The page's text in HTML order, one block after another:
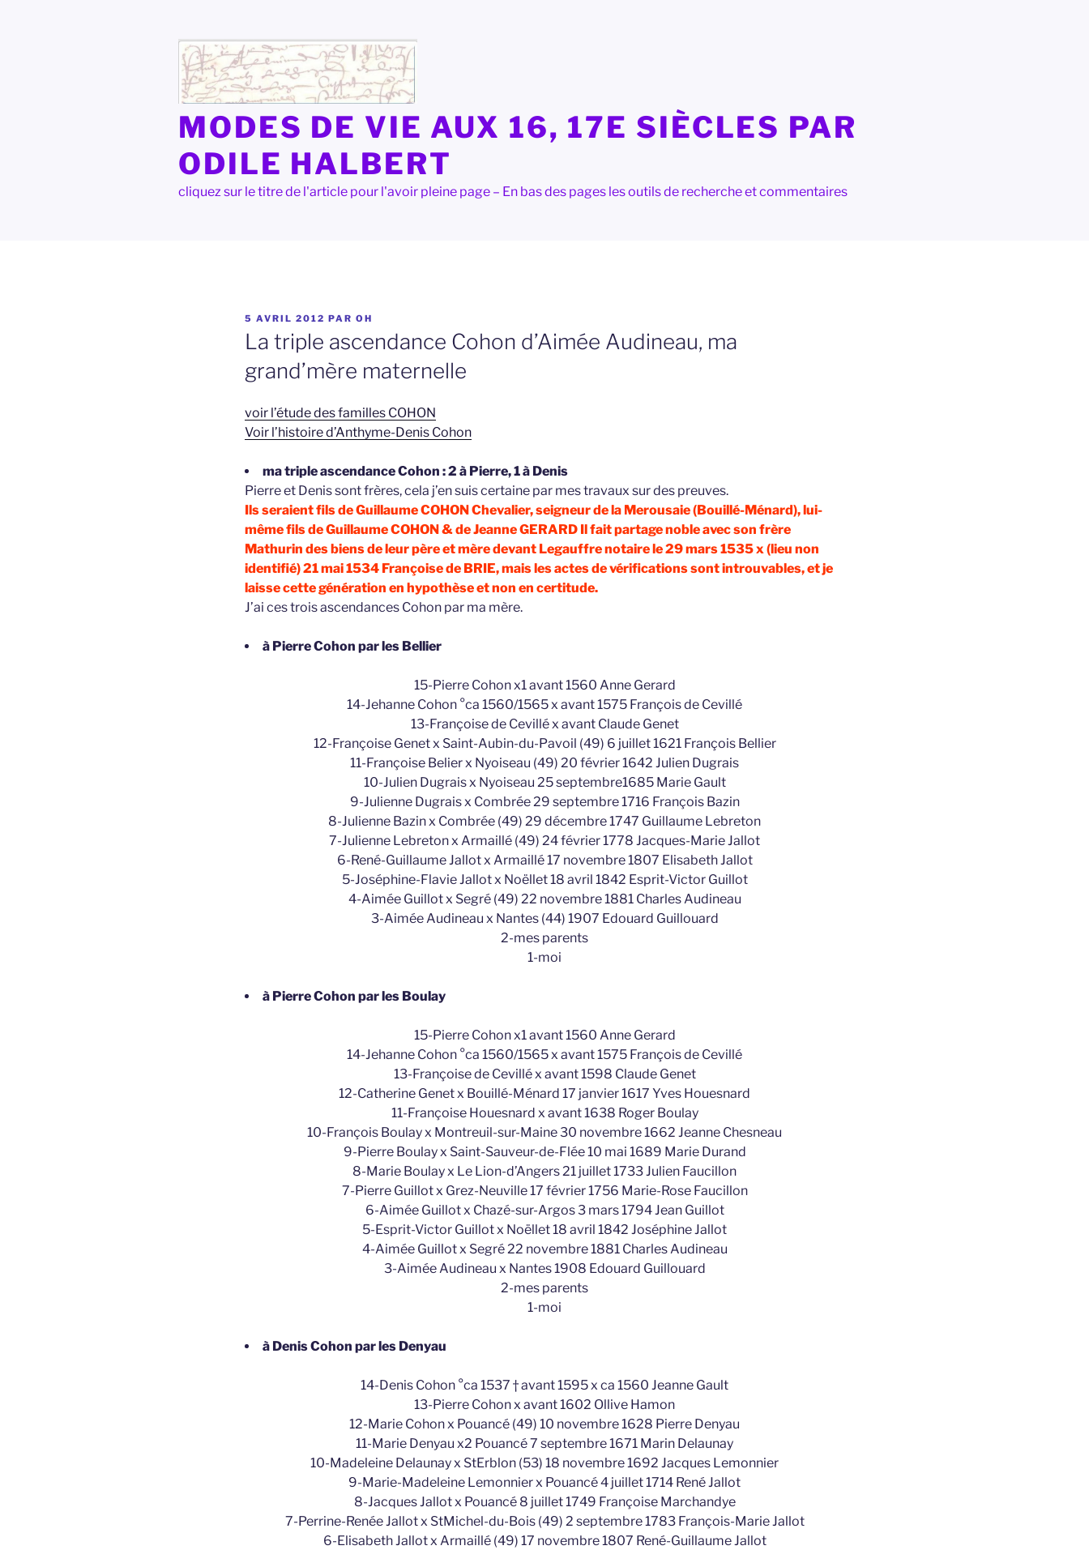
MODES DE VIE AUX 16, 17E SIÈCLES PAR
ODILE HALBERT
cliquez sur le titre de l'article pour l'avoir pleine page – En bas des pages les outils de recherche et commentaires
PUBLIÉ
LE
5 AVRIL 2012 PAR OH
La triple ascendance Cohon d’Aimée Audineau, ma
grand’mère maternelle
voir l’étude des familles COHON
Voir l’histoire d’Anthyme-Denis Cohon
ma triple ascendance Cohon : 2 à Pierre, 1 à Denis
Pierre et Denis sont frères, cela j’en suis certaine par mes travaux sur des preuves.
Ils seraient fils de Guillaume COHON Chevalier, seigneur de la Merousaie (Bouillé-Ménard), lui-
même fils de Guillaume COHON & de Jeanne GERARD Il fait partage noble avec son frère
Mathurin des biens de leur père et mère devant Legauffre notaire le 29 mars 1535 x (lieu non
identifié) 21 mai 1534 Françoise de BRIE, mais les actes de vérifications sont introuvables, et je
laisse cette génération en hypothèse et non en certitude.
J’ai ces trois ascendances Cohon par ma mère.
à Pierre Cohon par les Bellier
15-Pierre Cohon x1 avant 1560 Anne Gerard
14-Jehanne Cohon °ca 1560/1565 x avant 1575 François de Cevillé
13-Françoise de Cevillé x avant Claude Genet
12-Françoise Genet x Saint-Aubin-du-Pavoil (49) 6 juillet 1621 François Bellier
11-Françoise Belier x Nyoiseau (49) 20 février 1642 Julien Dugrais
10-Julien Dugrais x Nyoiseau 25 septembre1685 Marie Gault
9-Julienne Dugrais x Combrée 29 septembre 1716 François Bazin
8-Julienne Bazin x Combrée (49) 29 décembre 1747 Guillaume Lebreton
7-Julienne Lebreton x Armaillé (49) 24 février 1778 Jacques-Marie Jallot
6-René-Guillaume Jallot x Armaillé 17 novembre 1807 Elisabeth Jallot
5-Joséphine-Flavie Jallot x Noëllet 18 avril 1842 Esprit-Victor Guillot
4-Aimée Guillot x Segré (49) 22 novembre 1881 Charles Audineau
3-Aimée Audineau x Nantes (44) 1907 Edouard Guillouard
2-mes parents
1-moi
à Pierre Cohon par les Boulay
15-Pierre Cohon x1 avant 1560 Anne Gerard
14-Jehanne Cohon °ca 1560/1565 x avant 1575 François de Cevillé
13-Françoise de Cevillé x avant 1598 Claude Genet
12-Catherine Genet x Bouillé-Ménard 17 janvier 1617 Yves Houesnard
11-Françoise Houesnard x avant 1638 Roger Boulay
10-François Boulay x Montreuil-sur-Maine 30 novembre 1662 Jeanne Chesneau
9-Pierre Boulay x Saint-Sauveur-de-Flée 10 mai 1689 Marie Durand
8-Marie Boulay x Le Lion-d’Angers 21 juillet 1733 Julien Faucillon
7-Pierre Guillot x Grez-Neuville 17 février 1756 Marie-Rose Faucillon
6-Aimée Guillot x Chazé-sur-Argos 3 mars 1794 Jean Guillot
5-Esprit-Victor Guillot x Noëllet 18 avril 1842 Joséphine Jallot
4-Aimée Guillot x Segré 22 novembre 1881 Charles Audineau
3-Aimée Audineau x Nantes 1908 Edouard Guillouard
2-mes parents
1-moi
à Denis Cohon par les Denyau
14-Denis Cohon °ca 1537 † avant 1595 x ca 1560 Jeanne Gault
13-Pierre Cohon x avant 1602 Ollive Hamon
12-Marie Cohon x Pouancé (49) 10 novembre 1628 Pierre Denyau
11-Marie Denyau x2 Pouancé 7 septembre 1671 Marin Delaunay
10-Madeleine Delaunay x StErblon (53) 18 novembre 1692 Jacques Lemonnier
9-Marie-Madeleine Lemonnier x Pouancé 4 juillet 1714 René Jallot
8-Jacques Jallot x Pouancé 8 juillet 1749 Françoise Marchandye
7-Perrine-Renée Jallot x StMichel-du-Bois (49) 2 septembre 1783 François-Marie Jallot
6-Elisabeth Jallot x Armaillé (49) 17 novembre 1807 René-Guillaume Jallot